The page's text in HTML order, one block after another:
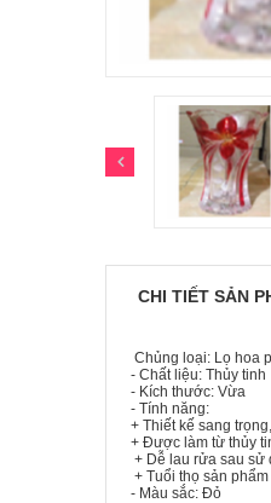
CHI TIẾT SẢN
Chủng loại: Lọ hoa
- Chất liệu: Thủy tinh
- Kích thước: Vừa
- Tính năng:
+ Thiết kế sang
+ Được làm từ thủy
+ Dễ lau rửa sau sử
+ Tuổi thọ sản
- Màu sắc: Đỏ